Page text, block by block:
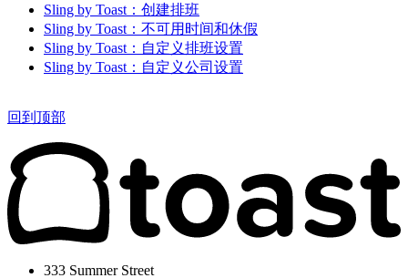
Sling by Toast：创建排班
Sling by Toast：不可用时间和休假
Sling by Toast：自定义排班设置
Sling by Toast：自定义公司设置
回到顶部
333 Summer Street